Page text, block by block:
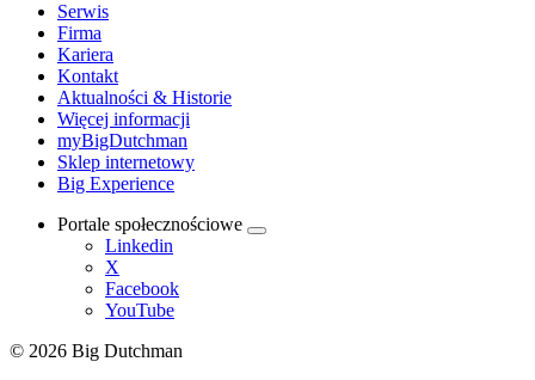
Serwis
Firma
Kariera
Kontakt
Aktualności & Historie
Więcej informacji
myBigDutchman
Sklep internetowy
Big Experience
Portale społecznościowe
Linkedin
X
Facebook
YouTube
© 2026 Big Dutchman